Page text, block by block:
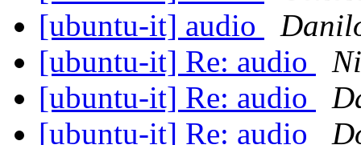
[ubuntu-it] audio
[ubuntu-it] Re: audio
[ubuntu-it] Re: audio
[ubuntu-it] Re: audio